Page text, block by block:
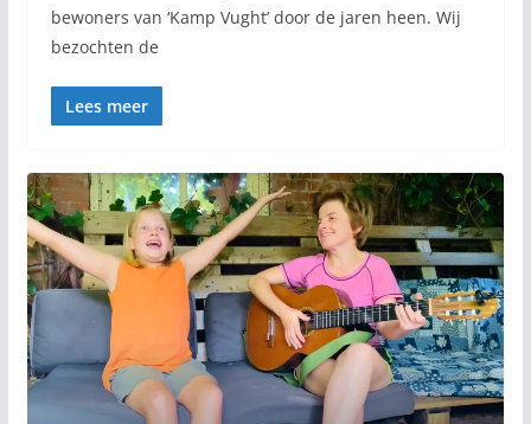
bewoners van ‘Kamp Vught’ door de jaren heen. Wij
bezochten de
Lees meer